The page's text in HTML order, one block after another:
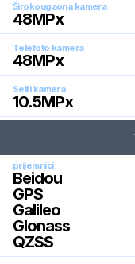
Širokougaona kamera
48MPx
Telefoto kamera
48MPx
Selfi kamera
10.5MPx
prijemnici
Beidou
GPS
Galileo
Glonass
QZSS